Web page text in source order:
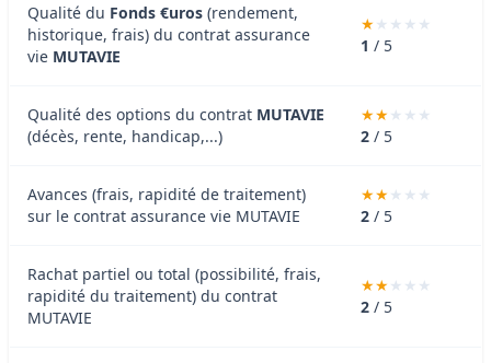
Qualité du Fonds €uros (rendement,
historique, frais) du contrat assurance
vie MUTAVIE
1 / 5
Qualité des options du contrat MUTAVIE
(décès, rente, handicap,...)
2 / 5
Avances (frais, rapidité de traitement)
sur le contrat assurance vie MUTAVIE
2 / 5
Rachat partiel ou total (possibilité, frais,
rapidité du traitement) du contrat
MUTAVIE
2 / 5